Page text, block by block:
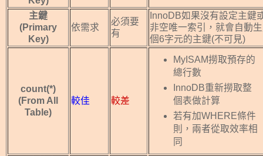
主鍵
(Primary
Key)
依需求
必須要
有
InnoDB如果沒有設定主鍵
非空唯一索引，就會自動
個6字元的主鍵(不可見)
count(*)
(From All
Table)
較佳 較差
MyISAM撈取預存的
總行數
InnoDB重新撈取整
個表做計算
若有加WHERE條件
則，兩者從取效率相
同